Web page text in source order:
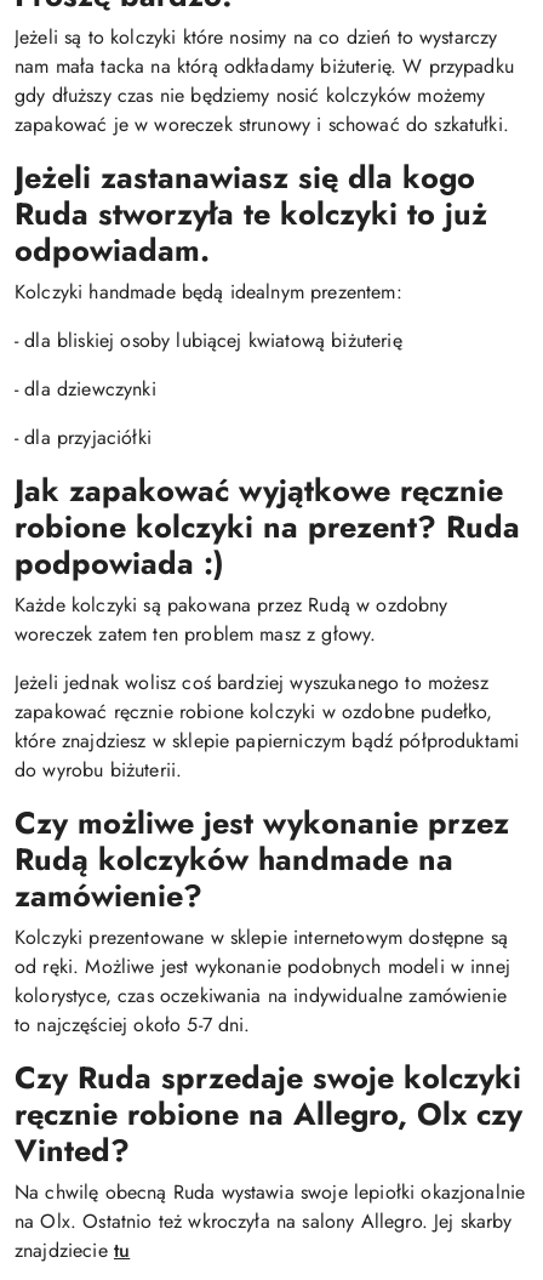
Jeżeli są to kolczyki które nosimy na co dzień to wystarczy
nam mała tacka na którą odkładamy biżuterię. W przypadku
gdy dłuższy czas nie będziemy nosić kolczyków możemy
zapakować je w woreczek strunowy i schować do szkatułki.
Jeżeli zastanawiasz się dla kogo
Ruda stworzyła te kolczyki to już
odpowiadam.
Kolczyki handmade będą idealnym prezentem:
- dla bliskiej osoby lubiącej kwiatową biżuterię
- dla dziewczynki
- dla przyjaciółki
Jak zapakować wyjątkowe ręcznie
robione kolczyki na prezent? Ruda
podpowiada :)
Każde kolczyki są pakowana przez Rudą w ozdobny
woreczek zatem ten problem masz z głowy.
Jeżeli jednak wolisz coś bardziej wyszukanego to możesz
zapakować ręcznie robione kolczyki w ozdobne pudełko,
które znajdziesz w sklepie papierniczym bądź półproduktami
do wyrobu biżuterii.
Czy możliwe jest wykonanie przez
Rudą kolczyków handmade na
zamówienie?
Kolczyki prezentowane w sklepie internetowym dostępne są
od ręki. Możliwe jest wykonanie podobnych modeli w innej
kolorystyce, czas oczekiwania na indywidualne zamówienie
to najczęściej około 5-7 dni.
Czy Ruda sprzedaje swoje kolczyki
ręcznie robione na Allegro, Olx czy
Vinted?
Na chwilę obecną Ruda wystawia swoje lepiołki okazjonalnie
na Olx. Ostatnio też wkroczyła na salony Allegro. Jej skarby
znajdziecie tu